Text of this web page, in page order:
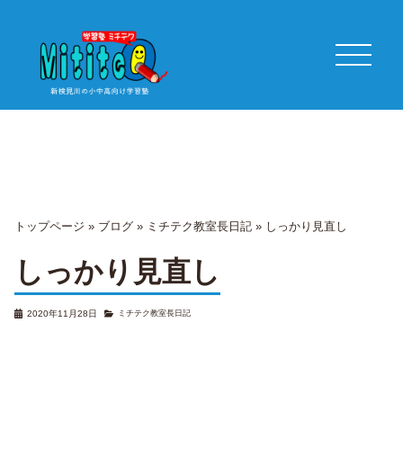
トップページ » ブログ » ミチテク教室長日記 » しっかり見直し
しっかり見直し
2020年11月28日 ミチテク教室長日記